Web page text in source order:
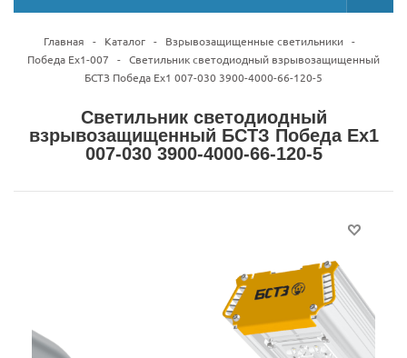
Главная - Каталог - Взрывозащищенные светильники -
Победа Ex1-007
- Светильник светодиодный взрывозащищенный
БСТЗ Победа Ex1 007-030 3900-4000-66-120-5
Светильник светодиодный
взрывозащищенный БСТЗ Победа Ex1
007-030 3900-4000-66-120-5